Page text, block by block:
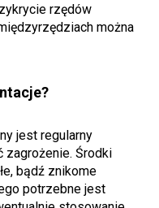
rzędów
można
jest regularny
zagrożenie. Środki
bądź znikome
potrzebne jest